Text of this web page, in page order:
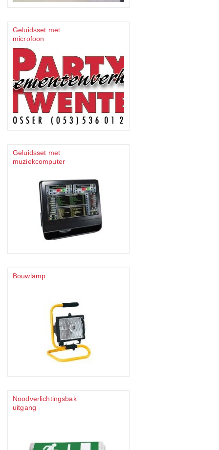
Geluidsset met
microfoon
Geluidsset met
muziekcomputer
Bouwlamp
Noodverlichtingsbak
uitgang